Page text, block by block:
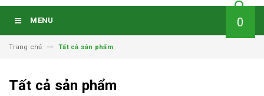
MENU 0
Trang chủ Tất cả sản phẩm
Tất cả sản phẩm